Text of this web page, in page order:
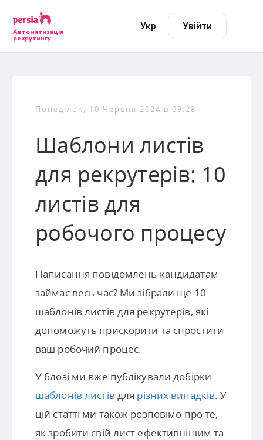
Автоматизація
рекрутингу
Укр Увійти
Понеділок, 10 Червня 2024 в 09:28
Шаблони листів
для рекрутерів: 10
листів для
робочого процесу
Написання повідомлень кандидатам
займає весь час? Ми зібрали ще 10
шаблонів листів для рекрутерів, які
допоможуть прискорити та спростити
ваш робочий процес.
У блозі ми вже публікували добірки
шаблонів листів для різних випадків. У
цій статті ми також розповімо про те,
як зробити свій лист ефективнішим та